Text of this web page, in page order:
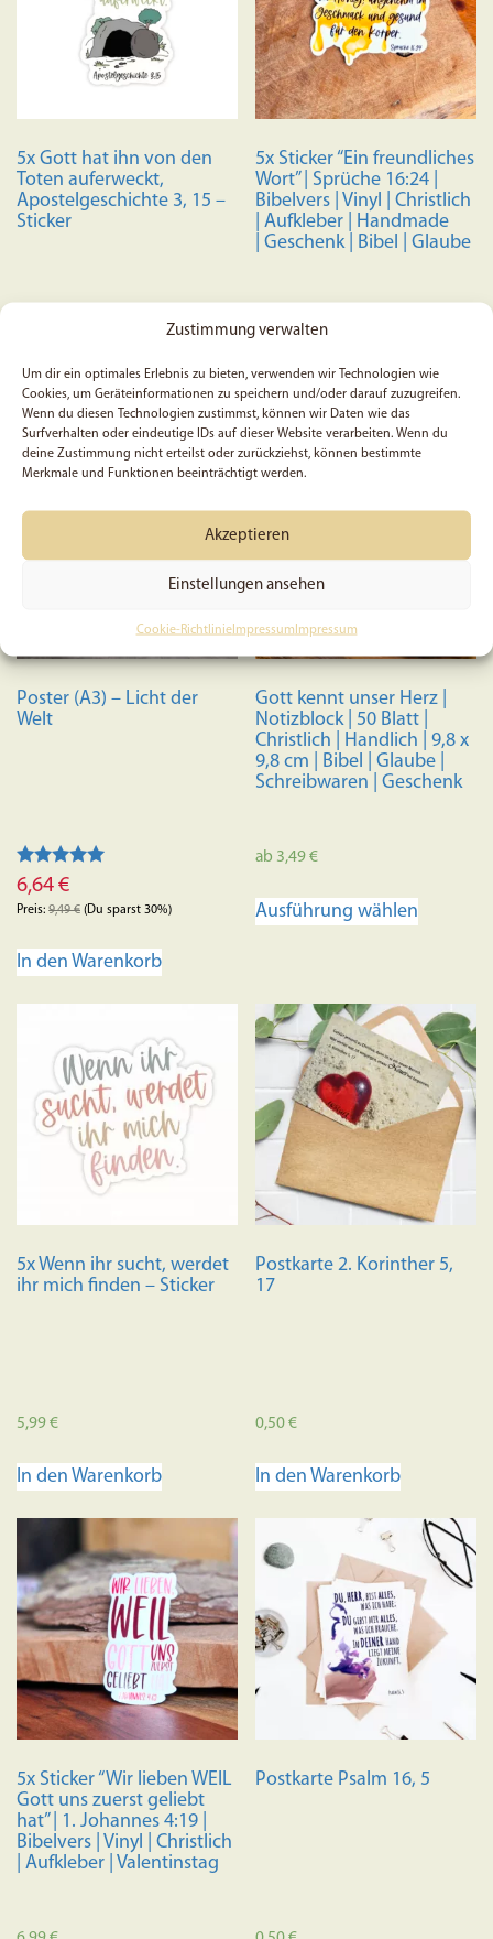
Zustimmung verwalten
Um dir ein optimales Erlebnis zu bieten, verwenden wir Technologien wie
Cookies, um Geräteinformationen zu speichern und/oder darauf zuzugreifen.
Wenn du diesen Technologien zustimmst, können wir Daten wie das
Surfverhalten oder eindeutige IDs auf dieser Website verarbeiten. Wenn du
deine Zustimmung nicht erteilst oder zurückziehst, können bestimmte
Merkmale und Funktionen beeinträchtigt werden.
Akzeptieren
Einstellungen ansehen
Cookie-RichtlinieImpressum Impressum
5x Gott hat ihn von den
Toten auferweckt,
Apostelgeschichte 3, 15 –
Sticker
In den Warenkorb
5x Sticker “Ein freundliches
Wort” | Sprüche 16:24 |
Bibelvers | Vinyl | Christlich
| Aufkleber | Handmade
| Geschenk | Bibel | Glaube
Bewertet mit
von 5
In den Warenkorb
SALE
Poster (A3) – Licht der
Welt
Bewertet mit
5.00
von 5
6,64 €
Preis: 9,49€ (Du sparst 30%)
In den Warenkorb
Gott kennt unser Herz |
Notizblock | 50 Blatt |
Christlich | Handlich | 9,8 x
9,8 cm | Bibel | Glaube |
Schreibwaren | Geschenk
ab 3,49€
Ausführung wählen
auf.
Die
können
auf
der
gewählt
5x Wenn ihr sucht, werdet
ihr mich finden – Sticker
5,99€
In den Warenkorb
Postkarte 2. Korinther 5,
17
0,50€
In den Warenkorb
5x Sticker “Wir lieben WEIL
Gott uns zuerst geliebt
hat” | 1. Johannes 4:19 |
Bibelvers | Vinyl | Christlich
| Aufkleber | Valentinstag
Postkarte Psalm 16, 5